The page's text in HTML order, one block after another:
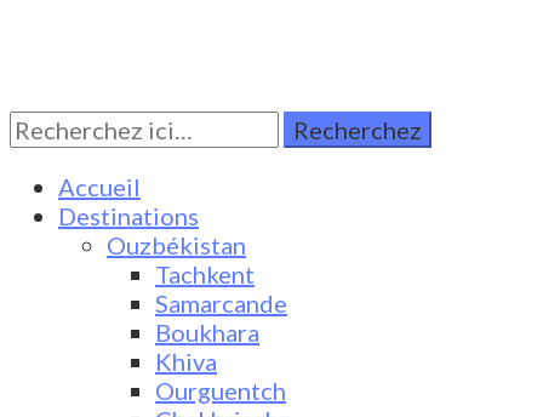
Turkestan Travel
Discover Central Asia
Rechercher:
Accueil
Destinations
Ouzbékistan
Tachkent
Samarcande
Boukhara
Khiva
Ourguentch